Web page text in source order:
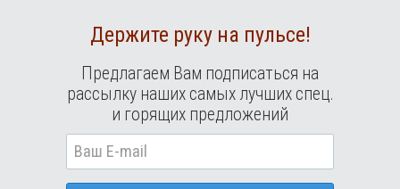
Держите руку на пульсе!
Предлагаем Вам подписаться на
рассылку наших самых лучших спец.
и горящих предложений